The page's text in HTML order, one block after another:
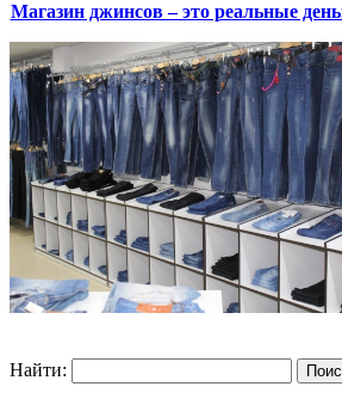
Магазин джинсов – это реальные
Найти: